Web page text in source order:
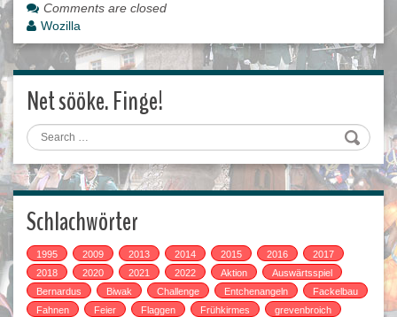
Comments are closed
Wozilla
Net sööke. Finge!
Search
Schlachwörter
1995 2009 2013 2014 2015 2016
2017
2018
2020 2021 2022 Aktion
Auswärtsspiel
Bernardus
Biwak Challenge Entchenangeln
Fackelbau
Fahnen
Feier Flaggen Frühkirmes
grevenbroich